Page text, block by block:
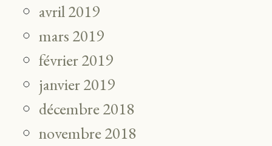
avril 2019
mars 2019
février 2019
janvier 2019
décembre 2018
novembre 2018